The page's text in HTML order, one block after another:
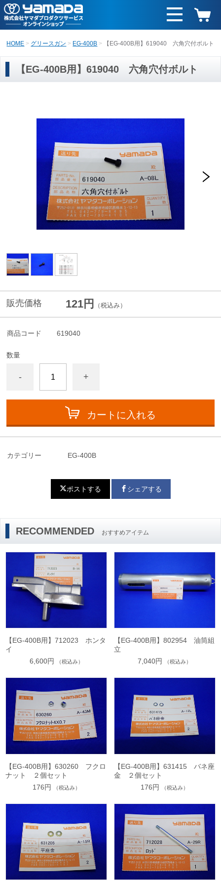
HOME グリースガン EG-400B 【EG-400B用】619040 六角穴付ボルト
【EG-400B用】619040 六角穴付ボルト
販売価格 121円 （税込み）
商品コード 619040
数量
- +
カートに入れる
カテゴリー EG-400B
ポストする シェアする
RECOMMENDED おすすめアイテム
【EG-400B用】712023 ホンタ
イ
6,600円
（税込み）
【EG-400B用】802954 油筒組
立
7,040円
（税込み）
【EG-400B用】630260 フクロ
ナット ２個セット
176円
（税込み）
【EG-400B用】631415 バネ座
金 ２個セット
176円
（税込み）